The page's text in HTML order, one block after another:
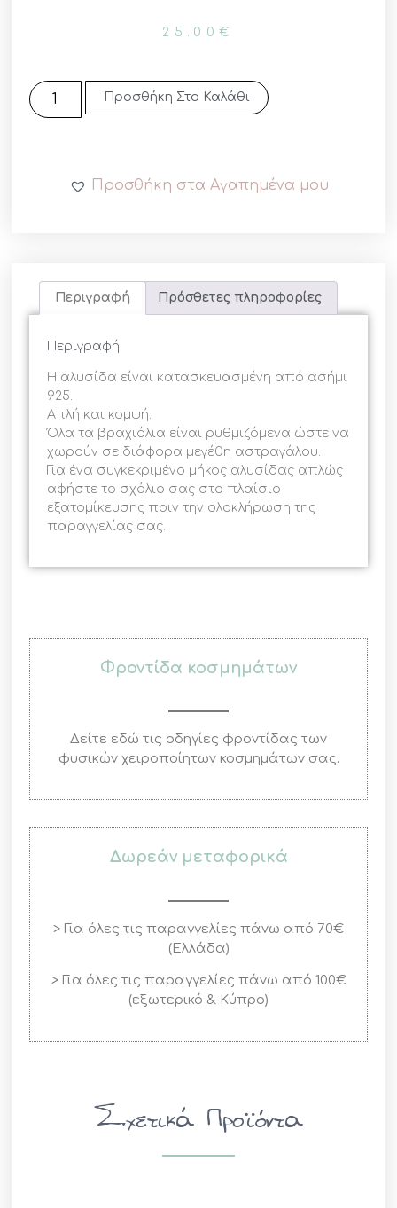
25.00€
Προσθήκη Στο Καλάθι
Προσθήκη στα Αγαπημένα μου
Περιγραφή Πρόσθετες πληροφορίες
Περιγραφή
Η αλυσίδα είναι κατασκευασμένη από ασήμι
925.
Απλή και κομψή.
Όλα τα βραχιόλια είναι ρυθμιζόμενα ώστε να
χωρούν σε διάφορα μεγέθη αστραγάλου.
Για ένα συγκεκριμένο μήκος αλυσίδας απλώς
αφήστε το σχόλιο σας στο πλαίσιο
εξατομίκευσης πριν την ολοκλήρωση της
παραγγελίας σας.
Φροντίδα κοσμημάτων
Δείτε εδώ τις οδηγίες φροντίδας των
φυσικών χειροποίητων κοσμημάτων σας.
Δωρεάν μεταφορικά
> Για όλες τις παραγγελίες πάνω από 70€
(Ελλάδα)
> Για όλες τις παραγγελίες πάνω από 100€
(εξωτερικό & Κύπρο)
Σχετικά Προϊόντα